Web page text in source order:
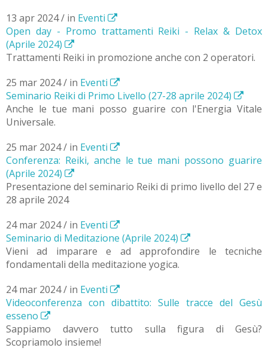
13 apr 2024 / in Eventi
Open day - Promo trattamenti Reiki - Relax & Detox
(Aprile 2024)
Trattamenti Reiki in promozione anche con 2 operatori.
25 mar 2024 / in Eventi
Seminario Reiki di Primo Livello (27-28 aprile 2024)
Anche le tue mani posso guarire con l'Energia Vitale
Universale.
25 mar 2024 / in Eventi
Conferenza: Reiki, anche le tue mani possono guarire
(Aprile 2024)
Presentazione del seminario Reiki di primo livello del 27 e
28 aprile 2024
24 mar 2024 / in Eventi
Seminario di Meditazione (Aprile 2024)
Vieni ad imparare e ad approfondire le tecniche
fondamentali della meditazione yogica.
24 mar 2024 / in Eventi
Videoconferenza con dibattito: Sulle tracce del Gesù
esseno
Sappiamo davvero tutto sulla figura di Gesù?
Scopriamolo insieme!